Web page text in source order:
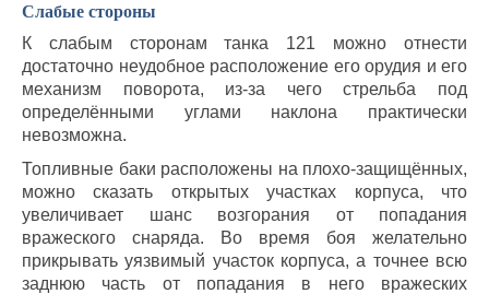
Слабые стороны
К слабым сторонам танка 121 можно отнести
достаточно неудобное расположение его орудия и его
механизм поворота, из-за чего стрельба под
определёнными углами наклона практически
невозможна.
Топливные баки расположены на плохо-защищённых,
можно сказать открытых участках корпуса, что
увеличивает шанс возгорания от попадания
вражеского снаряда. Во время боя желательно
прикрывать уязвимый участок корпуса, а точнее всю
заднюю часть от попадания в него вражеских